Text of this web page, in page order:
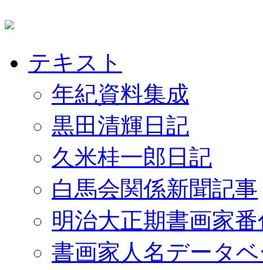
テキスト
年紀資料集成
黒田清輝日記
久米桂一郎日記
白馬会関係新聞記事
明治大正期書画家
書画家人名データ